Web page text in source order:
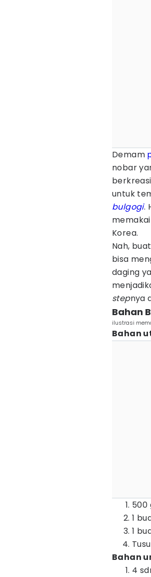
Demam
nobar
untuk
bulgogi.
Korea.
Nah,
bisa
daging
stepnya
Bahan
ilustrasi
Bahan
500
1
1
Bahan
4